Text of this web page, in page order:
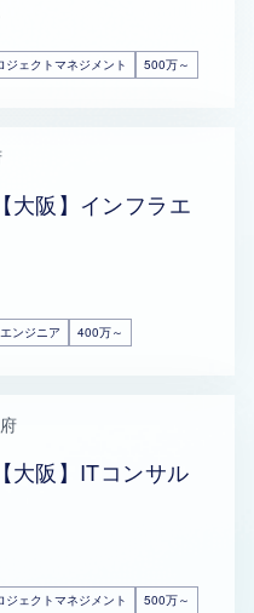
ジェクトマネジメント 500万～
大阪】インフラエ
ンジニア 400万～
大阪】ITコンサル
ジェクトマネジメント 500万～